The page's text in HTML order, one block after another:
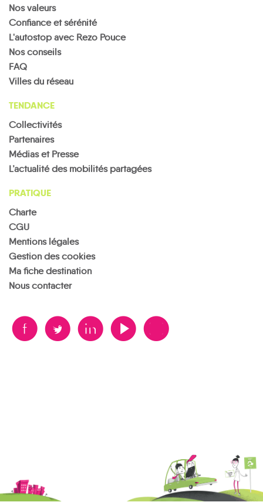
Nos valeurs
Confiance et sérénité
L'autostop avec Rezo Pouce
Nos conseils
FAQ
Villes du réseau
TENDANCE
Collectivités
Partenaires
Médias et Presse
L’actualité des mobilités partagées
PRATIQUE
Charte
CGU
Mentions légales
Gestion des cookies
Ma fiche destination
Nous contacter
B A D F V